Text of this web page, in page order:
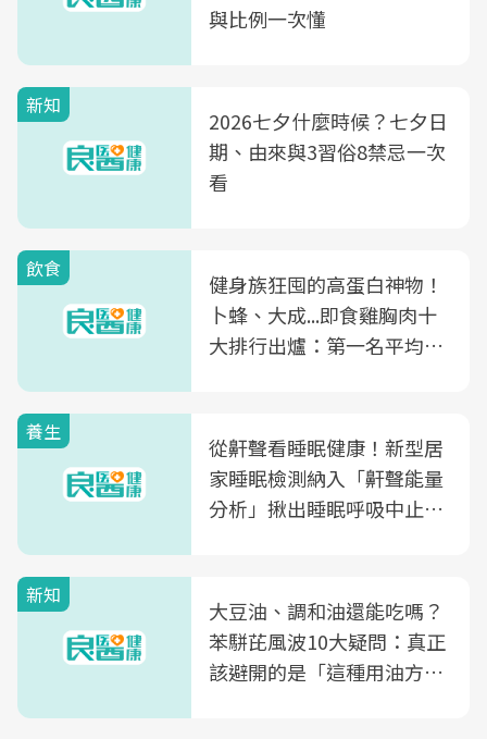
與比例一次懂
新知
2026七夕什麼時候？七夕日
期、由來與3習俗8禁忌一次
看
飲食
健身族狂囤的高蛋白神物！
卜蜂、大成...即食雞胸肉十
大排行出爐：第一名平均一
養生
從鼾聲看睡眠健康！新型居
家睡眠檢測納入「鼾聲能量
分析」揪出睡眠呼吸中止症
新知
大豆油、調和油還能吃嗎？
苯駢芘風波10大疑問：真正
該避開的是「這種用油方